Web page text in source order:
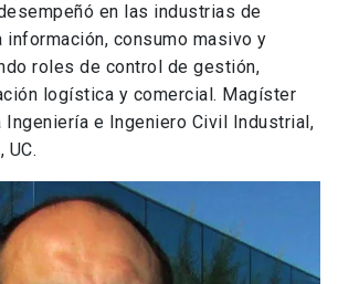
en las industrias de
consumo masivo y
roles de control de gestión,
logística y comercial. Magíster
Ingeniería e Ingeniero Civil Industrial,
UC.